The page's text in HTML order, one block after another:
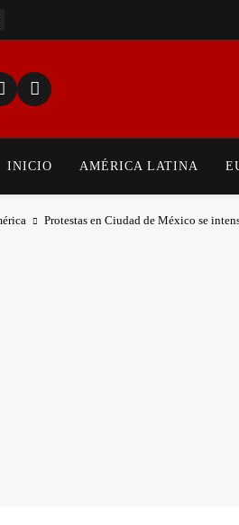
INICIO AMÉRICA LATINA
Protestas en Ciudad de México se